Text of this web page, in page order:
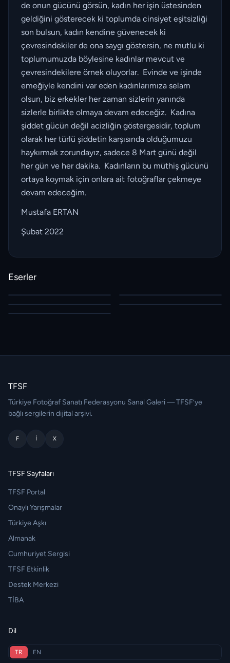
de onun gücünü görsün, kadın her işin üstesinden
geldiğini gösterecek ki toplumda cinsiyet eşitsizliği
son bulsun, kadın kendine güvenecek ki
çevresindekiler de ona saygı göstersin, ne mutlu ki
toplumumuzda böylesine kadınlar mevcut ve
çevresindekilere örnek oluyorlar. Evinde ve işinde
emeğiyle kendini var eden kadınlarımıza selam
olsun, biz erkekler her zaman sizlerin yanında
sizlerle birlikte olmaya devam edeceğiz. Kadına
şiddet gücün değil acizliğin göstergesidir, toplum
olarak her türlü şiddetin karşısında olduğumuzu
haykırmak zorundayız, sadece 8 Mart günü değil
her gün ve her dakika. Kadınların bu müthiş gücünü
ortaya koymak için onlara ait fotoğraflar çekmeye
devam edeceğim.
Mustafa ERTAN
Şubat 2022
Eserler
TFSF
Türkiye Fotoğraf Sanatı Federasyonu Sanal Galeri — TFSF’ye
bağlı sergilerin dijital arşivi.
F I X
TFSF Sayfaları
TFSF Portal
Onaylı Yarışmalar
Türkiye Aşkı
Almanak
Cumhuriyet Sergisi
TFSF Etkinlik
Destek Merkezi
TİBA
Dil
TR EN